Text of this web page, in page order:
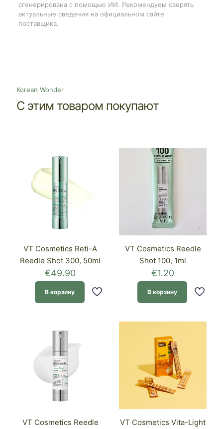
сгенерирована с помощью ИИ. Рекомендуем сверять
актуальные сведения на официальном сайте
поставщика.
Korean Wonder
С этим товаром покупают
VT Cosmetics Reti-A
Reedle Shot 300, 50ml
€49.90
В корзину
VT Cosmetics Reedle
Shot 100, 1ml
€1.20
В корзину
VT Cosmetics Reedle
VT Cosmetics Vita-Light